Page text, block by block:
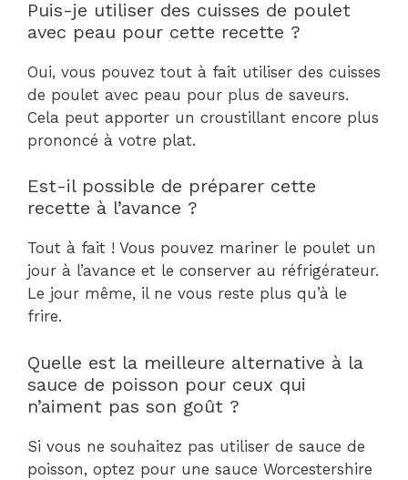
Puis-je utiliser des cuisses de poulet
avec peau pour cette recette ?
Oui, vous pouvez tout à fait utiliser des cuisses
de poulet avec peau pour plus de saveurs.
Cela peut apporter un croustillant encore plus
prononcé à votre plat.
Est-il possible de préparer cette
recette à l’avance ?
Tout à fait ! Vous pouvez mariner le poulet un
jour à l’avance et le conserver au réfrigérateur.
Le jour même, il ne vous reste plus qu’à le
frire.
Quelle est la meilleure alternative à la
sauce de poisson pour ceux qui
n’aiment pas son goût ?
Si vous ne souhaitez pas utiliser de sauce de
poisson, optez pour une sauce Worcestershire